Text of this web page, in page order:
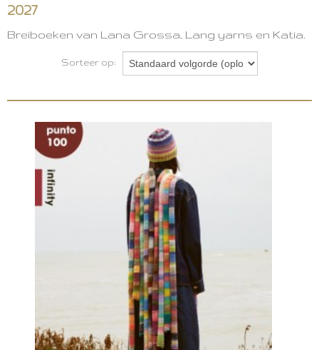
2027
Breiboeken van Lana Grossa, Lang yarns en Katia.
Sorteer op: